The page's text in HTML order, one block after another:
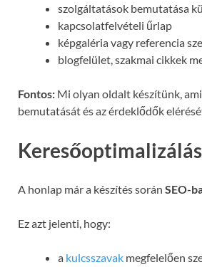
szolgáltatások bemutatása
kapcsolatfelvételi űrlap
képgaléria vagy referencia
blogfelület, szakmai cikkek
Fontos: Mi olyan oldalt készítünk,
bemutatását és az érdeklődők
Keresőoptimalizálás
A honlap már a készítés során SEO-
Ez azt jelenti, hogy:
a kulcsszavak megfelelően